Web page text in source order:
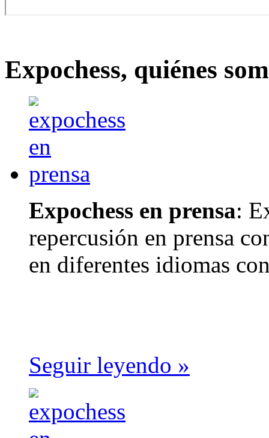
Expochess, quiénes
Expochess en prensa:
repercusión en prensa
en diferentes idiomas
Seguir leyendo »